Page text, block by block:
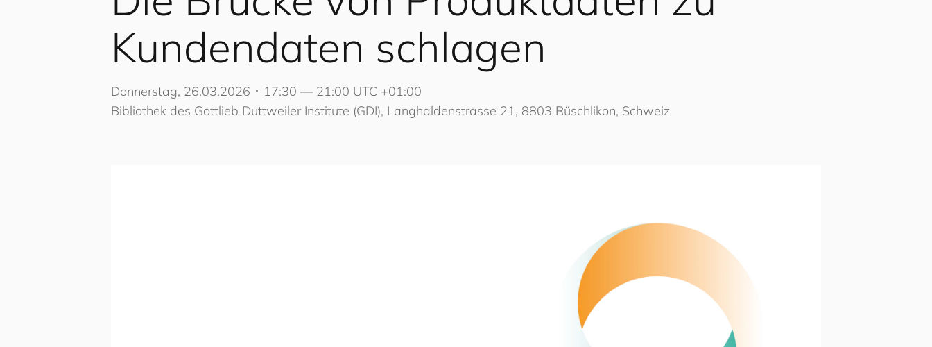
Kundendaten schlagen
Donnerstag, 26.03.2026 ･ 17:30 — 21:00 UTC +01:00
Bibliothek des Gottlieb Duttweiler Institute (GDI), Langhaldenstrasse 21, 8803 Rüschlikon, Schweiz